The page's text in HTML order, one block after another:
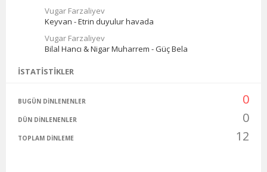
Vugar Farzaliyev
Keyvan - Etrin duyulur havada
Vugar Farzaliyev
Bilal Hancı & Nigar Muharrem - Güç Bela
İSTATISTIKLER
BUGÜN DINLENENLER 0
DÜN DINLENENLER 0
TOPLAM DINLEME 12